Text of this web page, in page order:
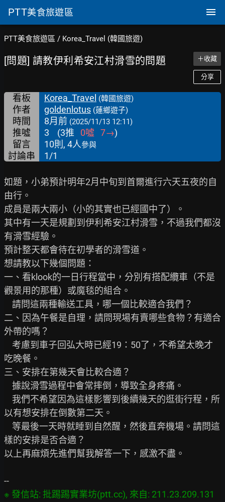
PTT美食旅遊區
PTT美食旅遊區 / Korea_Travel (韓國旅遊)
[問題] 請教伊利希安江村滑雪的問題 ＋收藏
分享
看板 Korea_Travel (韓國旅遊)
作者 goldenlotus (蓮鄉遊子)
時間 8月前 (2025/11/13 12:11)
推噓 3 (3推 0噓 7→)
留言
10則, 4人參與
討論串 1/1
如題，小弟預計明年2月中旬到首爾進行六天五夜的自
由行。
成員是兩大兩小（小的其實也已經國中了）。
其中有一天是規劃到伊利希安江村滑雪，不過我們都沒
有滑雪經驗。
預計整天都會待在初學者的滑雪道。
想請教以下幾個問題：
一、看klook的一日行程當中，分別有搭配纜車（不是
觀景用的那種）或魔毯的組合。
二、因為午餐是自理，請問現場有賣哪些食物？有適合
外帶的嗎？
吃晚餐。
三、安排在第幾天會比較合適？
以有想安排在倒數第二天。
樣的安排是否合適？
以上再麻煩先進們幫我解答一下，感激不盡。
※ 發信站: 批踢踢實業坊(ptt.cc), 來自: 211.23.209.131